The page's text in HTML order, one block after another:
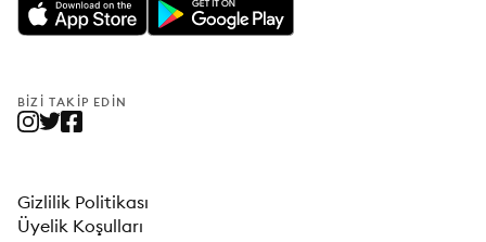
BIZI TAKIP EDIN
Gizlilik Politikası
Üyelik Koşulları